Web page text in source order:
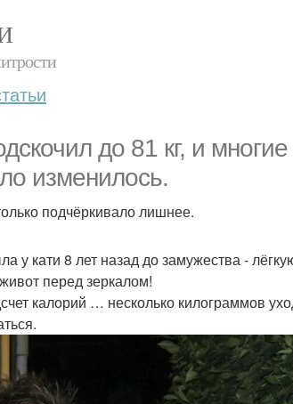
до 81 кг, и
изменилось.
подчёркивало лишнее.
у кати 8 лет назад до замужества -
перед зеркалом!
калорий … несколько килограммов